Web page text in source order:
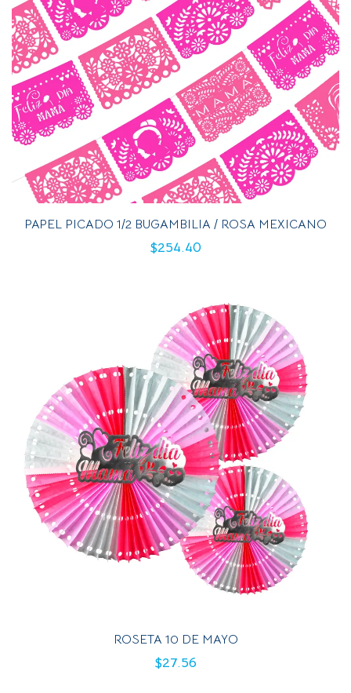
PAPEL PICADO 1/2 BUGAMBILIA / ROSA MEXICANO
$254.40
ROSETA 10 DE MAYO
$27.56